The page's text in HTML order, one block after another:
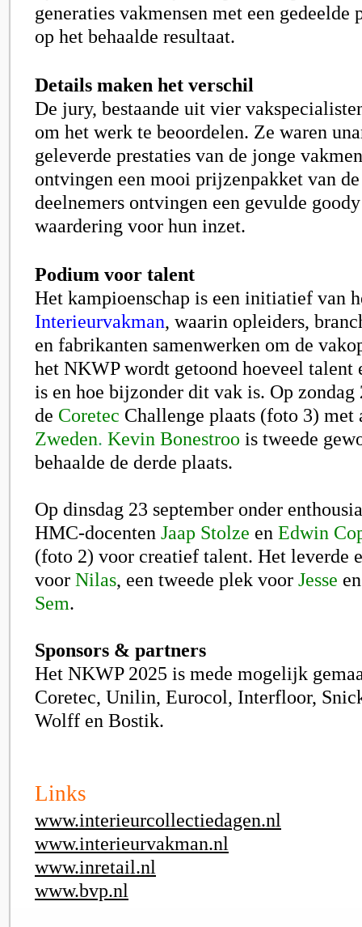
generaties vakmensen met een gedeelde
op het behaalde resultaat.
Details maken het verschil
De jury, bestaande uit vier
om het werk te beoordelen. Ze waren
geleverde prestaties van de jonge
ontvingen een mooi prijzenpakket van
deelnemers ontvingen een gevulde
waardering voor hun inzet.
Podium voor talent
Het kampioenschap is een initiatief van
Interieurvakman, waarin opleiders,
en fabrikanten samenwerken om de
het NKWPwordt getoond hoeveel talent
is en hoe bijzonder dit vak is. Op zondag
de Coretec Challenge plaats (foto 3)
Zweden. Kevin Bonestroo is tweede
behaalde de derde plaats.
Op dinsdag 23 september onder
HMC-docenten Jaap Stolze en Edwin
(foto 2) voor creatief talent. Het leverde
voor Nilas, een tweede plek voor Jesse
Sem.
Sponsors & partners
Het NKWP 2025 is mede mogelijk
Coretec, Unilin, Eurocol, Interfloor,
Wolff en Bostik.
Links
www.interieurcollectiedagen.nl
www.interieurvakman.nl
www.inretail.nl
www.bvp.nl